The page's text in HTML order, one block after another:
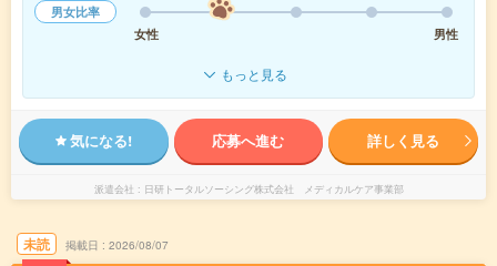
男女比率
女性
男性
もっと見る
気になる! 応募へ進む 詳しく見る
派遣会社 日研トータルソーシング株式会社 メディカルケア事業部
未読 掲載日 2026/08/07